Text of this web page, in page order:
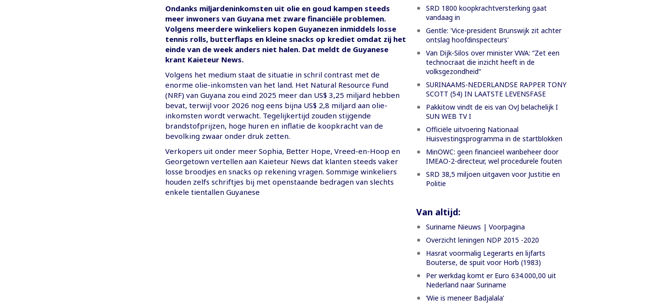
Ondanks miljardeninkomsten uit olie en goud kampen steeds
meer inwoners van Guyana met zware financiële problemen.
Volgens meerdere winkeliers kopen Guyanezen inmiddels losse
tennis rolls, butterflaps en kleine snacks op krediet omdat zij het
einde van de week anders niet halen. Dat meldt de Guyanese
krant Kaieteur News.
Volgens het medium staat de situatie in schril contrast met de
enorme olie-inkomsten van het land. Het Natural Resource Fund
(NRF) van Guyana zou eind 2025 meer dan US$ 3,25 miljard hebben
bevat, terwijl voor 2026 nog eens bijna US$ 2,8 miljard aan olie-
inkomsten wordt verwacht. Tegelijkertijd zouden stijgende
brandstofprijzen, hoge huren en inflatie de koopkracht van de
bevolking zwaar onder druk zetten.
Verkopers uit onder meer Sophia, Better Hope, Vreed-en-Hoop en
Georgetown vertellen aan Kaieteur News dat klanten steeds vaker
losse broodjes en snacks op rekening vragen. Sommige winkeliers
houden zelfs schriftjes bij met openstaande bedragen van slechts
enkele tientallen Guyanese
SRD 1800 koopkrachtversterking gaat
vandaag in
Gentle: 'Vice-president Brunswijk zit achter
ontslag hoofdinspecteurs'
Van Dijk-Silos over minister VWA: “Zet een
technocraat die inzicht heeft in de
volksgezondheid”
SURINAAMS-NEDERLANDSE RAPPER TONY
SCOTT (54) IN LAATSTE LEVENSFASE
Pakkitow vindt de eis van OvJ belachelijk I
SUN WEB TV I
Officiële uitvoering Nationaal
Huisvestingsprogramma in de startblokken
MinOWC: geen financieel wanbeheer door
IMEAO-2-directeur, wel procedurele fouten
SRD 38,5 miljoen uitgaven voor Justitie en
Politie
Van altijd:
Suriname Nieuws | Voorpagina
Overzicht leningen NDP 2015 -2020
Hasrat voormalig Legerarts en lijfarts
Bouterse, de spuit voor Horb (1983)
Per werkdag komt er Euro 634.000,00 uit
Nederland naar Suriname
‘Wie is meneer Badjalala’